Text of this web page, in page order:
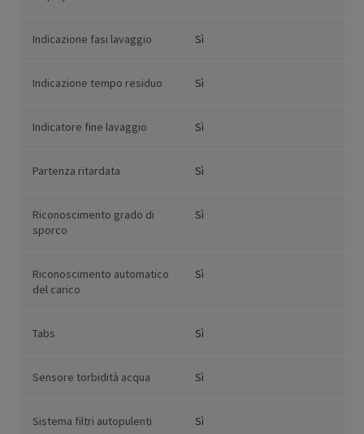
Indicazione fasi lavaggio Sì
Indicazione tempo residuo Sì
Indicatore fine lavaggio Sì
Partenza ritardata Sì
Riconoscimento grado di
sporco
Sì
Riconoscimento automatico
del carico
Sì
Tabs Sì
Sensore torbidità acqua Sì
Sistema filtri autopulenti Sì